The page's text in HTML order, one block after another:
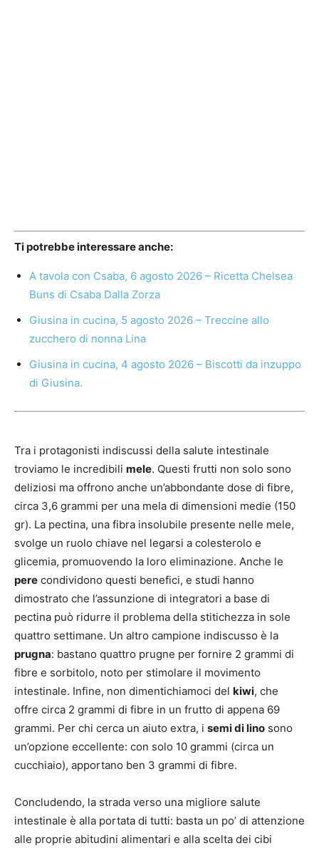
Ti potrebbe interessare anche:
A tavola con Csaba, 6 agosto 2026 – Ricetta Chelsea
Buns di Csaba Dalla Zorza
Giusina in cucina, 5 agosto 2026 – Treccine allo
zucchero di nonna Lina
Giusina in cucina, 4 agosto 2026 – Biscotti da inzuppo
di Giusina.
Tra i protagonisti indiscussi della salute intestinale
troviamo le incredibili mele. Questi frutti non solo sono
deliziosi ma offrono anche un’abbondante dose di fibre,
circa 3,6 grammi per una mela di dimensioni medie (150
gr). La pectina, una fibra insolubile presente nelle mele,
svolge un ruolo chiave nel legarsi a colesterolo e
glicemia, promuovendo la loro eliminazione. Anche le
pere condividono questi benefici, e studi hanno
dimostrato che l’assunzione di integratori a base di
pectina può ridurre il problema della stitichezza in sole
quattro settimane. Un altro campione indiscusso è la
prugna: bastano quattro prugne per fornire 2 grammi di
fibre e sorbitolo, noto per stimolare il movimento
intestinale. Infine, non dimentichiamoci del kiwi, che
offre circa 2 grammi di fibre in un frutto di appena 69
grammi. Per chi cerca un aiuto extra, i semi di lino sono
un’opzione eccellente: con solo 10 grammi (circa un
cucchiaio), apportano ben 3 grammi di fibre.
Concludendo, la strada verso una migliore salute
intestinale è alla portata di tutti: basta un po’ di attenzione
alle proprie abitudini alimentari e alla scelta dei cibi